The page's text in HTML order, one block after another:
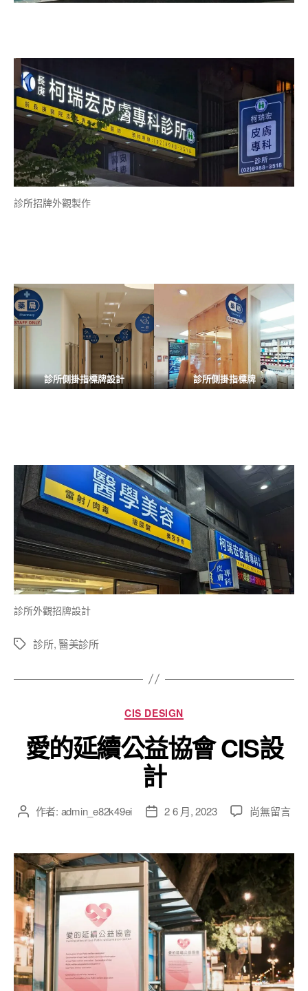
診所招牌外觀製作
診所側掛指標牌設計 診所側掛指標牌
診所外觀招牌設計
診所,醫美診所
CIS DESIGN
愛的延續公益協會 CIS設
計
作者: admin_e82k49ei 2 6 月, 2023 尚無留言